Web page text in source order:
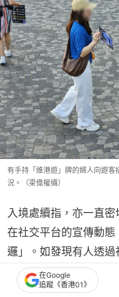
有手持「維港遊」牌的婦人向遊
況。（梁偉權攝）
入境處續指，亦一直
在社交平台的宣傳動
邏」。如發現有人透
織、安排或慫恿市民
必定果斷依法採取行動
在Google
追蹤《香港01》